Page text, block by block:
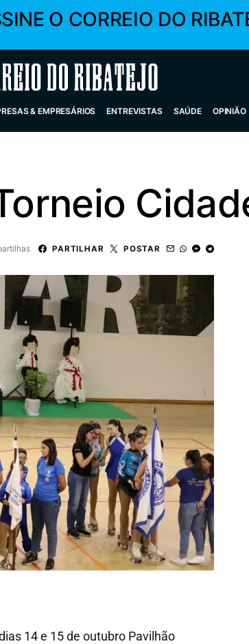
O CORREIO DO
do Ribatejo
& EMPRESÁRIOS ENTREVISTAS SAÚDE OPINIÃO
PARTILHAR POSTAR
14 e 15 de outubro Pavilhão